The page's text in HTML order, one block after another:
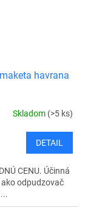
havrana
Skladom (>5 ks)
DETAIL
CENU. Účinná
odpudzovač